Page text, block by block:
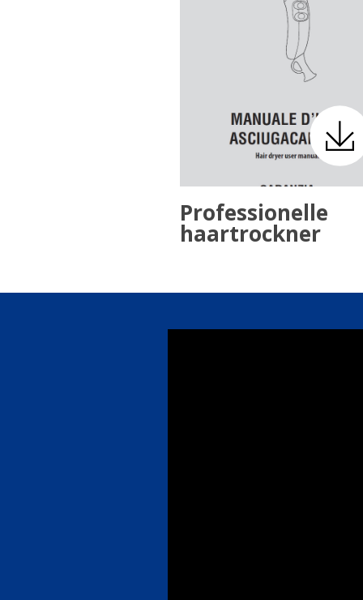
Professionelle
haartrockner